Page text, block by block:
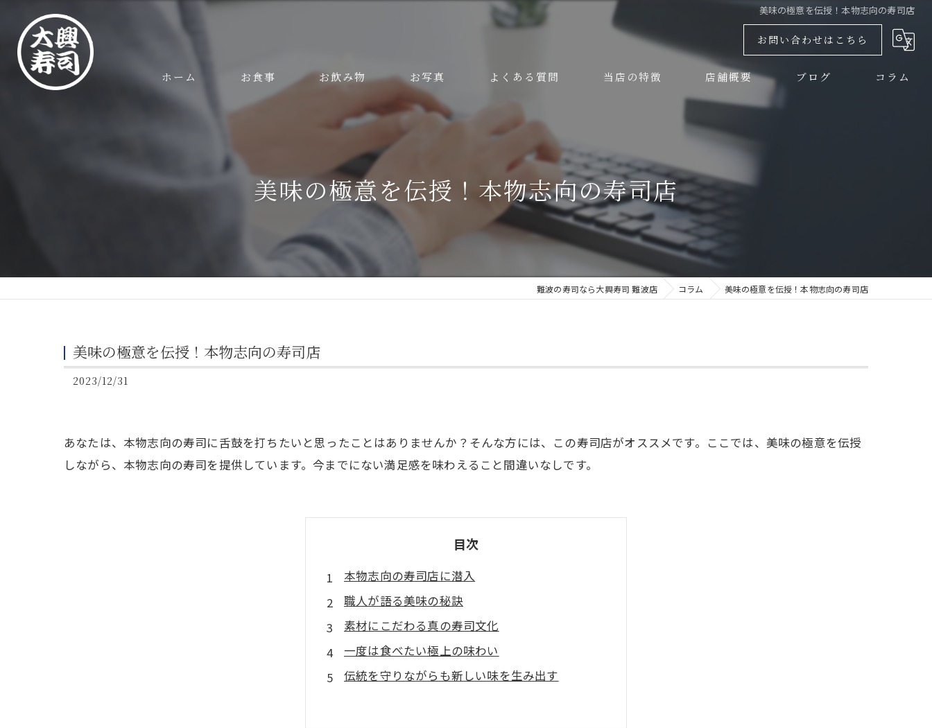
美味の極意を伝授！本物志向の寿司店
お問い合わせはこちら
ホーム お食事 お飲み物 お写真 よくある質問 当店の特徴
安い
ランチ
ディナー
接待
店舗概要
大興寿司 難波店
ブログ コラム
美味の極意を伝授！本物志向の寿司店
難波の寿司なら大興寿司 難波店 コラム 美味の極意を伝授！本物志向の寿司店
美味の極意を伝授！本物志向の寿司店
2023/12/31
あなたは、本物志向の寿司に舌鼓を打ちたいと思ったことはありませんか？そんな方には、この寿司店がオススメです。ここでは、美味の極意を伝授
しながら、本物志向の寿司を提供しています。今までにない満足感を味わえること間違いなしです。
目次
本物志向の寿司店に潜入
職人が語る美味の秘訣
素材にこだわる真の寿司文化
一度は食べたい極上の味わい
伝統を守りながらも新しい味を生み出す